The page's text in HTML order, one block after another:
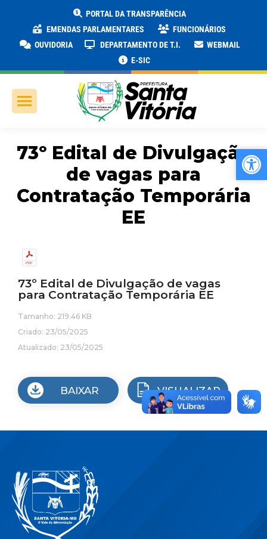
PORTAL DA TRANSPARÊNCIA
EMENDAS PARLAMENTARES
FUNCIONÁRIOS
OUVIDORIA
DEPARTAMENTO DE T.I.
WEBMAIL
E-SIC
73º Edital de Divulgação
de vagas para
Contratação Temporária
EE
73º Edital de Divulgação de vagas
para Contratação Temporária EE
Tamanho: 219.46 KB
Criado: 23/05/2025
Atualizado: 23/05/2025
BAIXAR VISUALIZAR